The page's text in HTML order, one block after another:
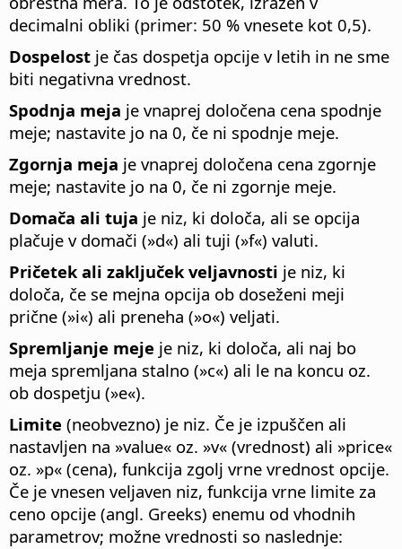
decimalni obliki (primer: 50 % vnesete kot 0,5).
Dospelost je čas dospetja opcije v letih in ne sme
biti negativna vrednost.
Spodnja meja je vnaprej določena cena spodnje
meje; nastavite jo na 0, če ni spodnje meje.
Zgornja meja je vnaprej določena cena zgornje
meje; nastavite jo na 0, če ni zgornje meje.
Domača ali tuja je niz, ki določa, ali se opcija
plačuje v domači (»d«) ali tuji (»f«) valuti.
Pričetek ali zaključek veljavnosti je niz, ki
določa, če se mejna opcija ob doseženi meji
prične (»i«) ali preneha (»o«) veljati.
Spremljanje meje je niz, ki določa, ali naj bo
meja spremljana stalno (»c«) ali le na koncu oz.
ob dospetju (»e«).
Limite (neobvezno) je niz. Če je izpuščen ali
nastavljen na »value« oz. »v« (vrednost) ali »price«
oz. »p« (cena), funkcija zgolj vrne vrednost opcije.
Če je vnesen veljaven niz, funkcija vrne limite za
ceno opcije (angl. Greeks) enemu od vhodnih
parametrov; možne vrednosti so naslednje: